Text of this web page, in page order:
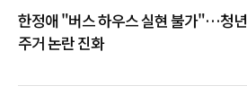
한정애 "버스 하우스 실현 불가"…청년
주거 논란 진화